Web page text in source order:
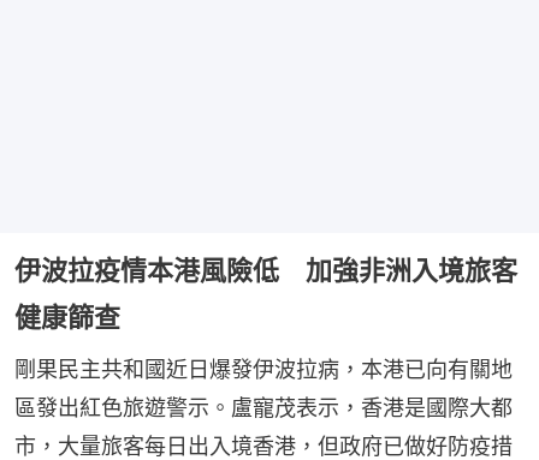
伊波拉疫情本港風險低 加強非洲入境旅客
健康篩查
剛果民主共和國近日爆發伊波拉病，本港已向有關地
區發出紅色旅遊警示。盧寵茂表示，香港是國際大都
市，大量旅客每日出入境香港，但政府已做好防疫措